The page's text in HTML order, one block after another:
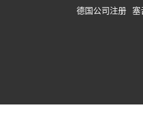
德国公司注册
塞